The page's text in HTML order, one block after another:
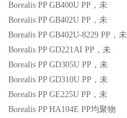
Borealis PP GB400U PP ，未
Borealis PP GB402U PP ，未
Borealis PP GB402U-8229 PP ，未
Borealis PP GD221AI PP ，未
Borealis PP GD305U PP ，未
Borealis PP GD310U PP ，未
Borealis PP GE225U PP ，未
Borealis PP HA104E PP均聚物